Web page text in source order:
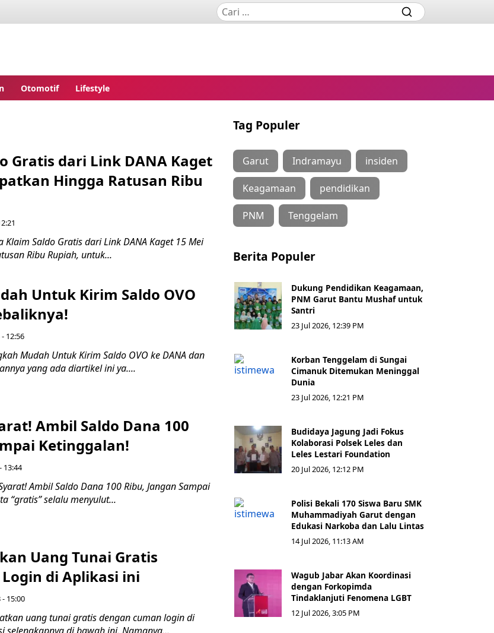
Otomotif Lifestyle
Gratis dari Link DANA Kaget
Hingga Ratusan Ribu
Klaim Saldo Gratis dari Link DANA Kaget 15 Mei
Ribu Rupiah, untuk...
Untuk Kirim Saldo OVO
12:56
Mudah Untuk Kirim Saldo OVO ke DANA dan
yang ada diartikel ini ya....
Ambil Saldo Dana 100
Ketinggalan!
13:44
Ambil Saldo Dana 100 Ribu, Jangan Sampai
“gratis” selalu menyulut...
Uang Tunai Gratis
di Aplikasi ini
15:00
uang tunai gratis dengan cuman login di
Tag Populer
Garut Indramayu insiden
Keagamaan pendidikan
PNM Tenggelam
Berita Populer
Dukung Pendidikan Keagamaan,
PNM Garut Bantu Mushaf untuk
Santri
23 Jul 2026, 12:39 PM
Korban Tenggelam di Sungai
Cimanuk Ditemukan Meninggal
Dunia
23 Jul 2026, 12:21 PM
Budidaya Jagung Jadi Fokus
Kolaborasi Polsek Leles dan
Leles Lestari Foundation
20 Jul 2026, 12:12 PM
Polisi Bekali 170 Siswa Baru SMK
Muhammadiyah Garut dengan
Edukasi Narkoba dan Lalu Lintas
14 Jul 2026, 11:13 AM
Wagub Jabar Akan Koordinasi
dengan Forkopimda
Tindaklanjuti Fenomena LGBT
12 Jul 2026, 3:05 PM